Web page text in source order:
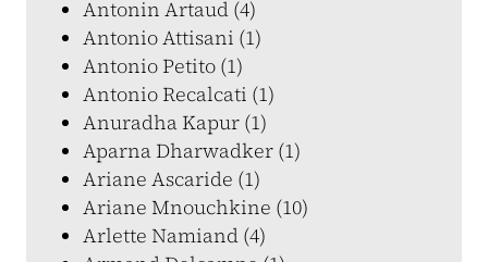
Antonin Artaud (4)
Antonio Attisani (1)
Antonio Petito (1)
Antonio Recalcati (1)
Anuradha Kapur (1)
Aparna Dharwadker (1)
Ariane Ascaride (1)
Ariane Mnouchkine (10)
Arlette Namiand (4)